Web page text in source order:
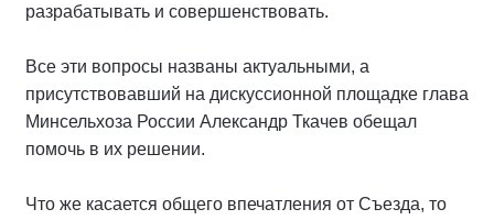
разрабатывать и совершенствовать.
Все эти вопросы названы актуальными, а
присутствовавший на дискуссионной площадке глава
Минсельхоза России Александр Ткачев обещал
помочь в их решении.
Что же касается общего впечатления от Съезда, то